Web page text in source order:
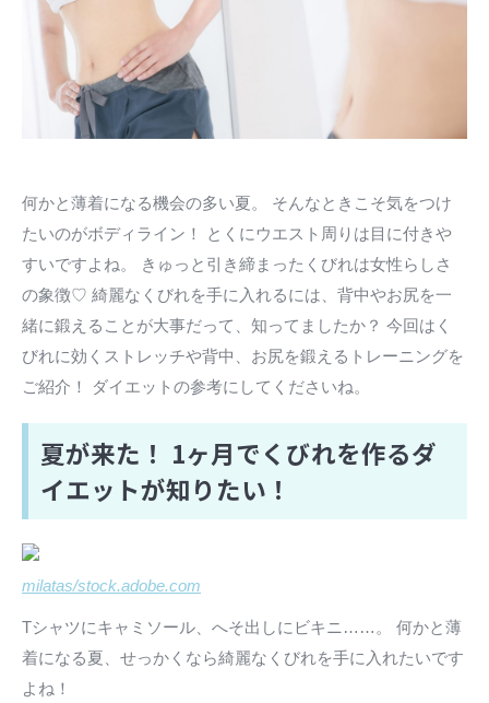
何かと薄着になる機会の多い夏。 そんなときこそ気をつけ
たいのがボディライン！ とくにウエスト周りは目に付きや
すいですよね。 きゅっと引き締まったくびれは女性らしさ
の象徴♡ 綺麗なくびれを手に入れるには、背中やお尻を一
緒に鍛えることが大事だって、知ってましたか？ 今回はく
びれに効くストレッチや背中、お尻を鍛えるトレーニングを
ご紹介！ ダイエットの参考にしてくださいね。
夏が来た！ 1ヶ月でくびれを作るダ
イエットが知りたい！
milatas/stock.adobe.com
Tシャツにキャミソール、へそ出しにビキニ……。 何かと薄
着になる夏、せっかくなら綺麗なくびれを手に入れたいです
よね！